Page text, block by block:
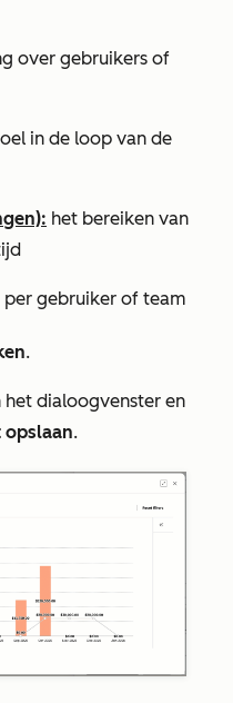
over gebruikers of
in de loop van de
het bereiken van
gebruiker of team
.
het dialoogvenster en
opslaan.